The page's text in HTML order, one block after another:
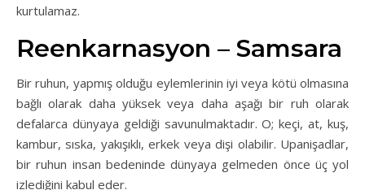
kurtulamaz.
Reenkarnasyon – Samsara
Bir ruhun, yapmış olduğu eylemlerinin iyi veya kötü olmasına
bağlı olarak daha yüksek veya daha aşağı bir ruh olarak
defalarca dünyaya geldiği savunulmaktadır. O; keçi, at, kuş,
kambur, sıska, yakışıklı, erkek veya dişi olabilir. Upanişadlar,
bir ruhun insan bedeninde dünyaya gelmeden önce üç yol
izlediğini kabul eder.